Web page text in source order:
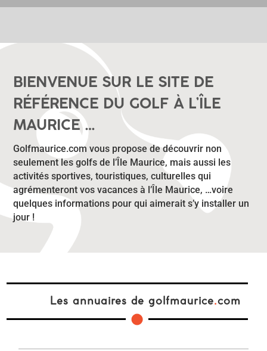
BIENVENUE SUR LE SITE DE
RÉFÉRENCE DU GOLFÀ L’ÎLE
MAURICE …
Golfmaurice.com vous propose de découvrir non
seulement les golfs de l’Île Maurice, mais aussi les
activités sportives, touristiques, culturelles qui
agrémenteront vos vacances à l’Île Maurice, …voire
quelques informations pour qui aimerait s’y installer un
jour !
Les annuaires de golfmaurice.com